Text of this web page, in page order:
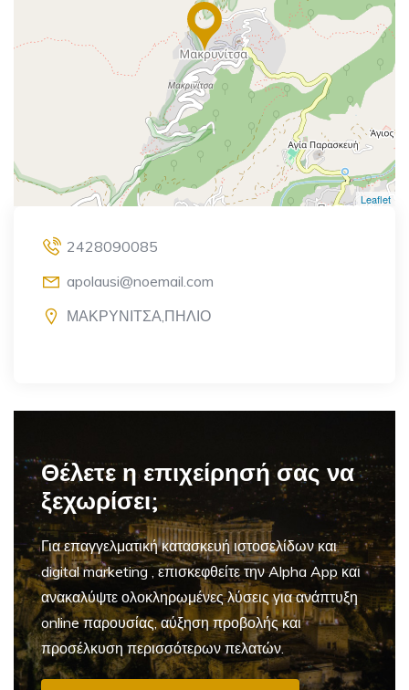
Leaflet
2428090085
apolausi@noemail.com
ΜΑΚΡΥΝΙΤΣΑ,ΠΗΛΙΟ
Θέλετε η επιχείρησή σας να
ξεχωρίσει;
Για επαγγελματικήκατασκευή ιστοσελίδων και
digital marketing, επισκεφθείτε την Alpha App και
ανακαλύψτε ολοκληρωμένες λύσεις για ανάπτυξη
online παρουσίας, αύξηση προβολής και
προσέλκυση περισσότερων πελατών.